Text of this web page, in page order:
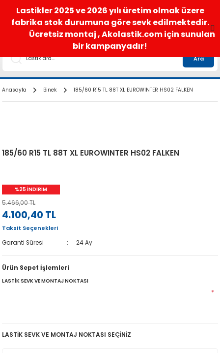
satis@akolastik.com 0 850 285 63 85
Ara
Anasayfa Binek 185/60 R15 TL 88T XL EUROWINTER HS02 FALKEN
185/60 R15 TL 88T XL EUROWINTER HS02 FALKEN
%25 İNDİRİM
5.466,00 TL
4.100,40 TL
Taksit Seçenekleri
Garanti Süresi
24 Ay
Ürün Sepet İşlemleri
LASTİK SEVK VE MONTAJ NOKTASI
*
LASTİK SEVK VE MONTAJ NOKTASI SEÇİNİZ
Lastikler 2025 ve 2026 yılı üretim olmak üzere
fabrika stok durumuna göre sevk edilmektedir.
Ücretsiz montaj , Akolastik.com için sunulan
bir kampanyadır!